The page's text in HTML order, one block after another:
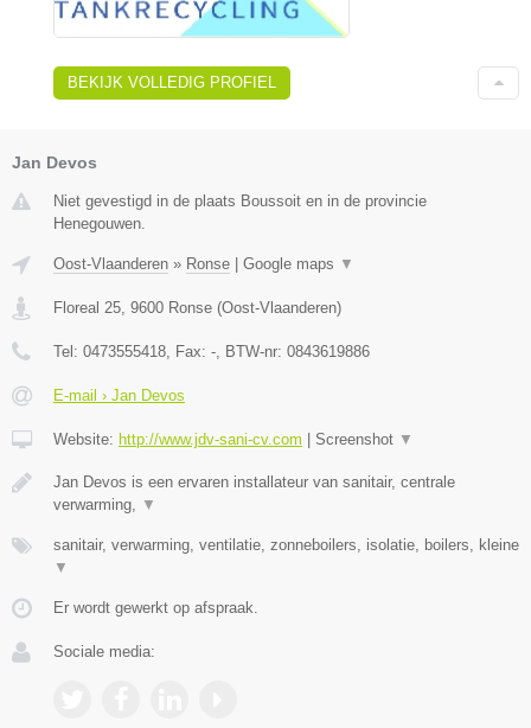
BEKIJK VOLLEDIG PROFIEL
Jan Devos
Niet gevestigd in de plaats Boussoit en in de provincie
Henegouwen.
Oost-Vlaanderen » Ronse Google maps ▼
Floreal 25 9600 Ronse (Oost-Vlaanderen)
Tel: 0473555418 , Fax: - , BTW-nr: 0843619886
E-mail › Jan Devos
Website: http://www.jdv-sani-cv.com Screenshot ▼
Jan Devos is een ervaren installateur van sanitair, centrale
verwarming,
▼
sanitair, verwarming, ventilatie, zonneboilers, isolatie, boilers, kleine
▼
Er wordt gewerkt op afspraak.
Sociale media: